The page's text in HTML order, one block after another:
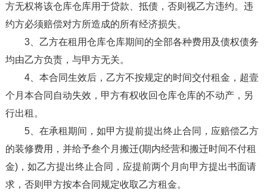
方无权将该仓库仓库用于贷款、抵债，否则视乙方违约。违
约方必须赔偿对方所造成的所有经济损失。
3、乙方在租用仓库仓库期间的全部各种费用及债权债务
均由乙方负责，与甲方无关。
4、本合同生效后，乙方不按规定的时间交付租金，超壹
个月本合同自动失效，甲方有权收回仓库仓库的不动产，另
行出租。
5、在承租期间，如甲方提前提出终止合同，应赔偿乙方
的装修费用，并给予叁个月搬迁(期内经营和搬迁时间不付租
金)，如乙方提出终止合同，应提前两个月向甲方提出书面请
求，否则甲方按本合同规定收取乙方租金。